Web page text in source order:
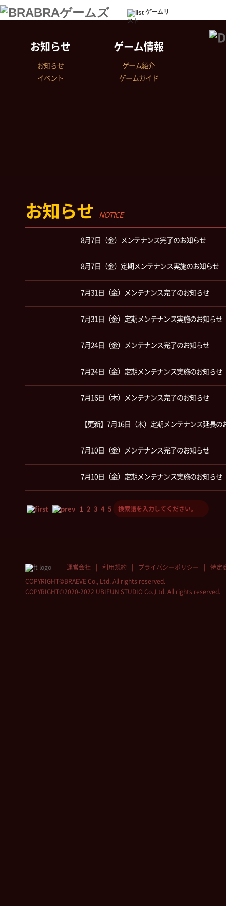
ゲームリ
スト
お知らせ
お知らせ
イベント
ゲーム情報
ゲーム紹介
ゲームガイド
お知らせ NOTICE
8月7日（金）メンテナンス完了のお知らせ
8月7日（金）定期メンテナンス実施のお知らせ
7月31日（金）メンテナンス完了のお知らせ
7月31日（金）定期メンテナンス実施のお知らせ
7月24日（金）メンテナンス完了のお知らせ
7月24日（金）定期メンテナンス実施のお知らせ
7月16日（木）メンテナンス完了のお知らせ
【更新】7月16日（木）定期メンテナンス延長の
7月10日（金）メンテナンス完了のお知らせ
7月10日（金）定期メンテナンス実施のお知らせ
1 2 3 4 5
運営会社 利用規約 プライバシーポリシー 特定
COPYRIGHT©BRAEVE Co., Ltd. All rights reserved.
COPYRIGHT©2020-2022 UBIFUN STUDIO Co.,Ltd. All rights reserved.